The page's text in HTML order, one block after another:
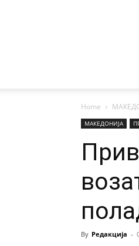
Home
МАКЕДОНИЈА
By Редакција -